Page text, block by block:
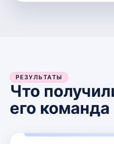
РЕЗУЛЬТАТЫ
Что
его команда